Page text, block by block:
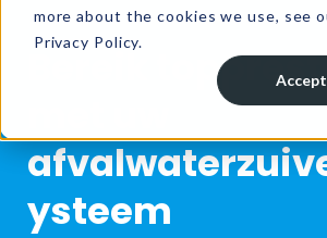
more about the cookies we use, see
Privacy Policy.
Accept
Bereik
ysteem